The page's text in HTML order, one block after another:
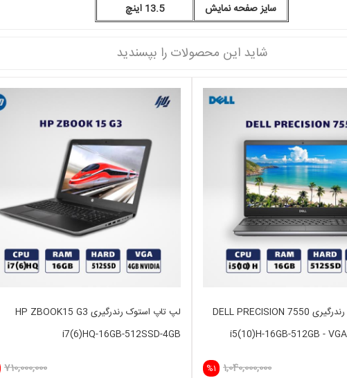
سایز صفحه نمایش
13.5 اینچ
شاید این محصولات را بپسندید
لپ تاپ استوک رندرگیری DELL PRECISION 7550
i5(10)H-16GB-512GB -
%1 1,040,000,000
لپ تاپ استوک رندرگیری HP ZBOOK15 G3
i7(6)HQ-16GB-512SSD-4GB
710,000,000